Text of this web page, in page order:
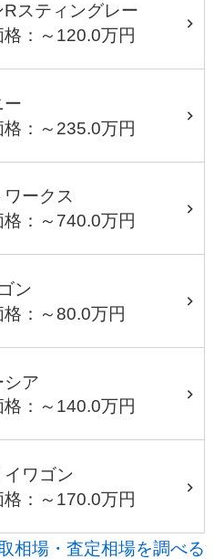
Rスティングレー
格：～120.0万円
ー
格：～235.0万円
ワークス
格：～740.0万円
ン
：～80.0万円
シア
格：～140.0万円
イワゴン
格：～170.0万円
相場・査定相場を調べる